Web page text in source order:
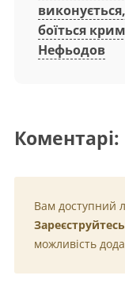
боїться
Нефьодов
Коментарі:
Вам доступний
Зареєструйтесь
можливість